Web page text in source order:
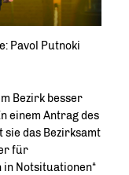
Pavol Putnoki
Bezirk besser
einem Antrag des
das Bezirksamt
für
Notsituationen“